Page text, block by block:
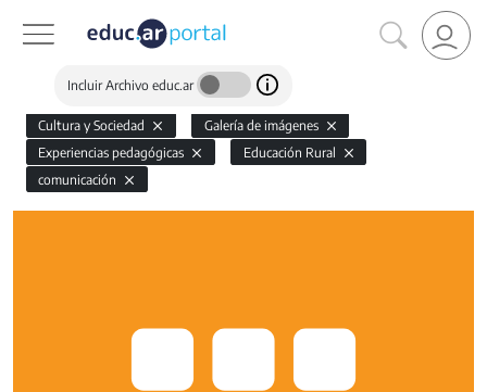
Incluir Archivo educ.ar
Cultura y Sociedad
Galería de imágenes
Experiencias pedagógicas
Educación Rural
comunicación